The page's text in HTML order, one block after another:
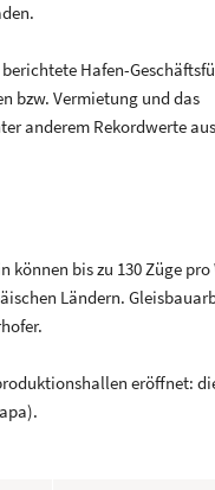
Hafen-
bzw. Vermietung und das
anderem Rekordwerte
können bis zu 130 Züge pro
Ländern.
eröffnet: